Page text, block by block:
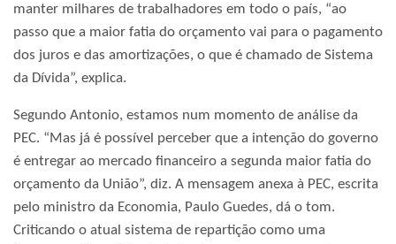
manter milhares de trabalhadores em todo o país, “ao
passo que a maior fatia do orçamento vai para o pagamento
dos juros e das amortizações, o que é chamado de Sistema
da Dívida”, explica.
Segundo Antonio, estamos num momento de análise da
PEC. “Mas já é possível perceber que a intenção do governo
é entregar ao mercado financeiro a segunda maior fatia do
orçamento da União”, diz. A mensagem anexa à PEC, escrita
pelo ministro da Economia, Paulo Guedes, dá o tom.
Criticando o atual sistema de repartição como uma